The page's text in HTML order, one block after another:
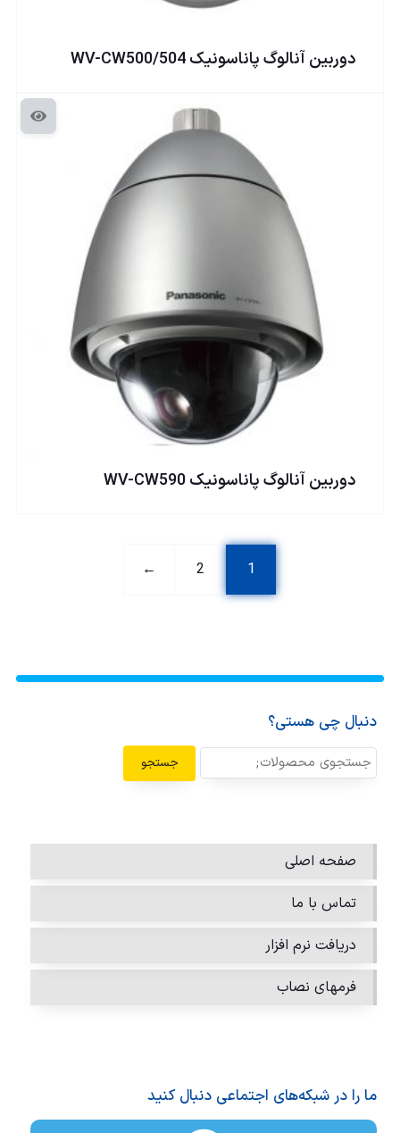
دوربين آنالوگ پاناسونيک WV-CW500/504
دوربين آنالوگ پاناسونيک WV-CW590
←
دنبال چی هستی؟
جستجو
صفحه اصلی
تماس با ما
دریافت نرم افزار
فرمهای نصاب
ما را در شبکه‌های اجتماعی دنبال کنید